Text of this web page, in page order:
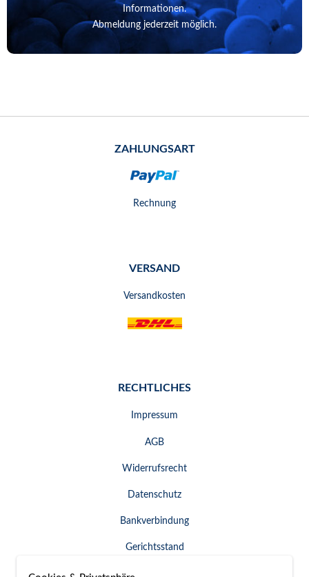
Informationen.
Abmeldung jederzeit möglich.
ZAHLUNGSART
Rechnung
VERSAND
Versandkosten
RECHTLICHES
Impressum
AGB
Widerrufsrecht
Datenschutz
Bankverbindung
Gerichtsstand